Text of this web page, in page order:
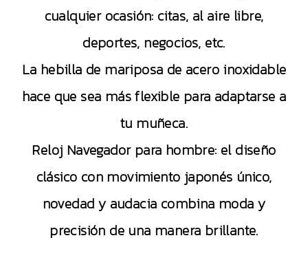
cualquier ocasión: citas, al aire libre,
deportes, negocios, etc.
La hebilla de mariposa de acero inoxidable
hace que sea más flexible para adaptarse a
tu muñeca.
Reloj Navegador para hombre: el diseño
clásico con movimiento japonés único,
novedad y audacia combina moda y
precisión de una manera brillante.